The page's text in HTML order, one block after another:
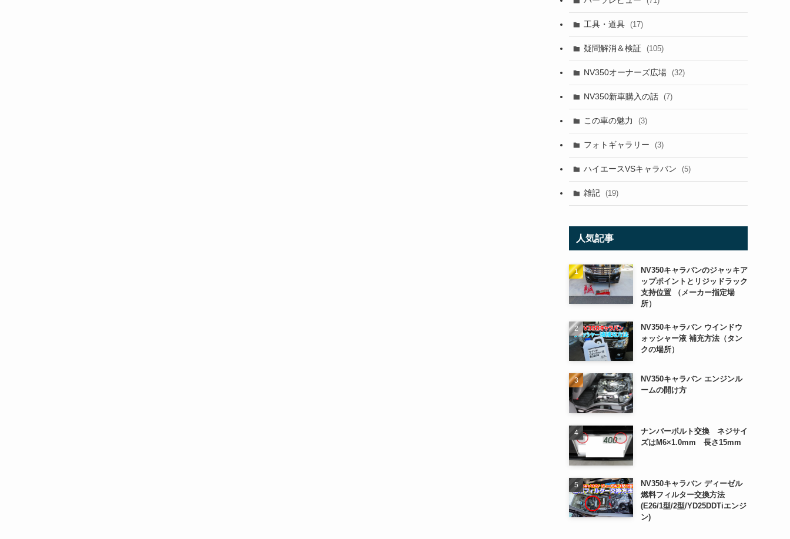
工具・道具 (17)
疑問解消＆検証 (105)
NV350オーナーズ広場 (32)
NV350新車購入の話 (7)
この車の魅力 (3)
フォトギャラリー (3)
ハイエースVSキャラバン (5)
雑記 (19)
人気記事
NV350キャラバンのジャッキア
ップポイントとリジッドラック
支持位置 （メーカー指定場
所）
NV350キャラバン ウインドウ
ォッシャー液 補充方法（タン
クの場所）
NV350キャラバン エンジンル
ームの開け方
ナンバーボルト交換 ネジサイ
ズはM6×1.0mm 長さ15mm
NV350キャラバン ディーゼル
燃料フィルター交換方法
(E26/1型/2型/YD25DDTiエンジ
ン)